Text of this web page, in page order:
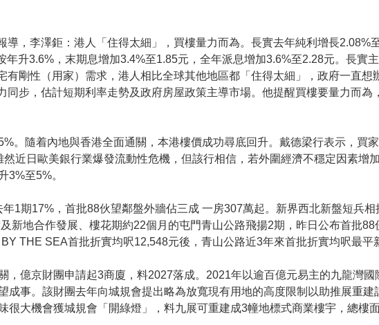
導，李澤鉅：港人「住得太細」，買樓量力而為。長實去年純利增長2.08%
年升3.6%，末期息增加3.4%至1.85元，全年派息增加3.6%至2.28元。長實
有剛性（用家）需求，港人相比全球其他地區都「住得太細」，政府一直想
同步，估計短期利率走勢及政府房屋政策主導市場。他提醒買樓要量力而為
。隨着內地與香港全面通關，本港樓價成功尋底回升。戴德梁行表示，買
近日歐美銀行業爆發流動性危機，但該行相信，若外圍經濟不穩定因素增
3%至5%。
年1期17%，首批88伙望鄰盤外牆佔三成 一房307萬起。新界西北新盤短兵
新地合作發展、樓花期約22個月的屯門青山公路飛揚2期，昨日公布首批88
THE SEA首批折實均呎12,548元後，青山公路近3年來首批折實均呎最平
，億京財團申請起3商廈，料2027落成。2021年以逾百億元易主的九龍灣
成事。該財團去年向城規會提出略為放寬現有用地的高度限制以助推展重建
很大機會獲城規會「開綠燈」，料九展可重建成3幢地標式商業樓宇，總樓